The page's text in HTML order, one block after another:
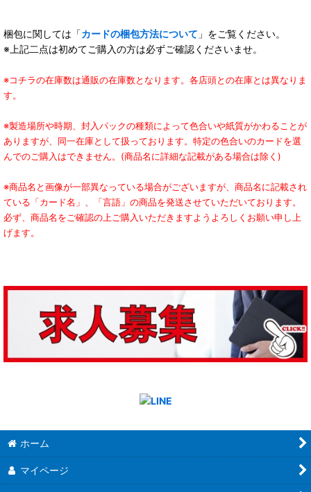
梱包に関しては「カードの梱包方法について 」をご覧ください。
※上記二点は初めてご購入の方は必ずご確認くださいませ。
※コチラの在庫数は通販の在庫数となります。各店頭との在庫とは異なりま
す。
※製造場所や時期、封入パックの種類によって色合いや紙質がかわることが
ありますが、同一在庫として扱っております。特定の色合いのカードを選
んでのご購入はできません。(商品名に詳細な記載がある場合は除く)
※商品名と画像が一部異なっている場合がございますが、商品名に記載され
ている「カード名」、「言語」の商品を発送させていただいております。
必ず、商品名をご確認の上ご購入いただきますようよろしくお願い申し上
げます。
ホーム
マイページ